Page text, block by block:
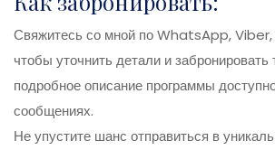
Свяжитесь со мной по WhatsApp,
чтобы уточнить детали и забронировать
подробное описание программы
сообщениях.
Не упустите шанс отправиться в